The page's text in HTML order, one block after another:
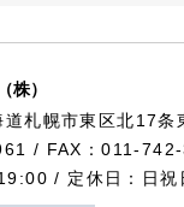
株）
札幌市東区北17条
/ FAX：011-
/ 定休日：日祝